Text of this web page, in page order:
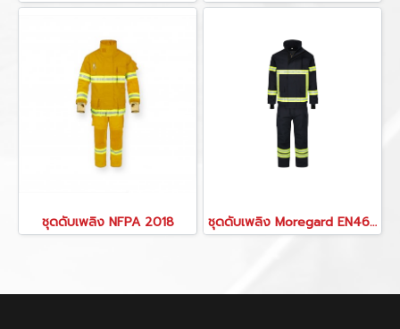
ชุดดับเพลิง NFPA 2018 ชุดดับเพลิง Moregard EN469:2020